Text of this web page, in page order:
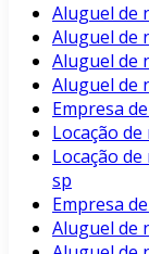
Aluguel de
Aluguel de
Aluguel de
Aluguel de
Empresa
Locação
Locação
sp
Empresa
Aluguel de